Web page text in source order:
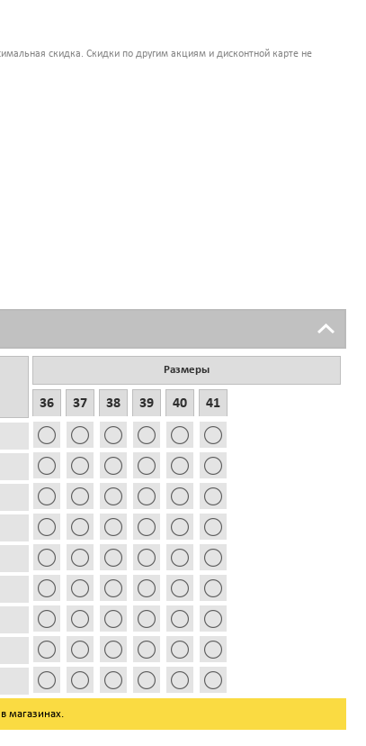
скидка. Скидки по другим акциям и дисконтной карте не
Размеры
36 37 38 39 40 41
магазинах.